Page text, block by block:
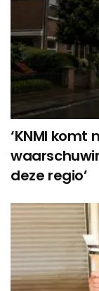
‘KNMI
deze regio’